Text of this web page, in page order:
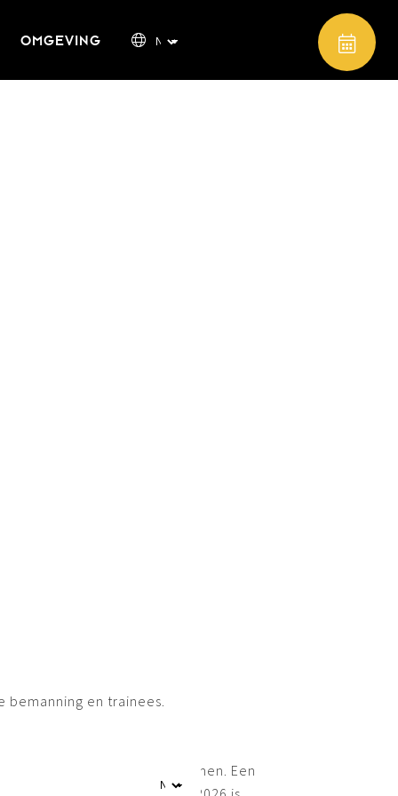
OMGEVING
bemanning en trainees.
over de hele wereld deelnemen. Een